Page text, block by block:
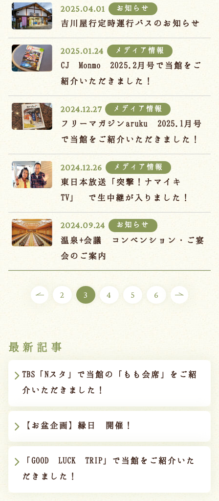
2025.04.01 お知らせ
吉川屋行定時運行バスのお知らせ
2025.01.24 メディア情報
CJ Monmo 2025.2月号で当館をご
紹介いただきました！
2024.12.27 メディア情報
フリーマガジンaruku 2025.1月号
で当館をご紹介いただきました！
2024.12.26 メディア情報
東日本放送「突撃！ナマイキ
TV」 で生中継が入りました！
2024.09.24 お知らせ
温泉+会議 コンベンション・ご宴
会のご案内
2 3 4 5 6
最新記事
TBS「Nスタ」で当館の「もも会席」をご紹
介いただきました！
【お盆企画】縁日 開催！
「GOOD LUCK TRIP」で当館をご紹介いた
だきました！
Language